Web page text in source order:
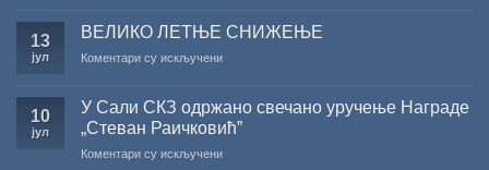
за
капиталних
на
српском
РАДОЈЧИЋ
ЖИЧКЕ
2026.
ГОДИНУ
13
јул
ВЕЛИКО ЛЕТЊЕ СНИЖЕЊЕ
Коментари су искљученина
СНИЖЕЊЕ
10
јул
У Сали СКЗ одржано свечано уручење Награде
„Стеван Раичковић”
Коментари су искљученина